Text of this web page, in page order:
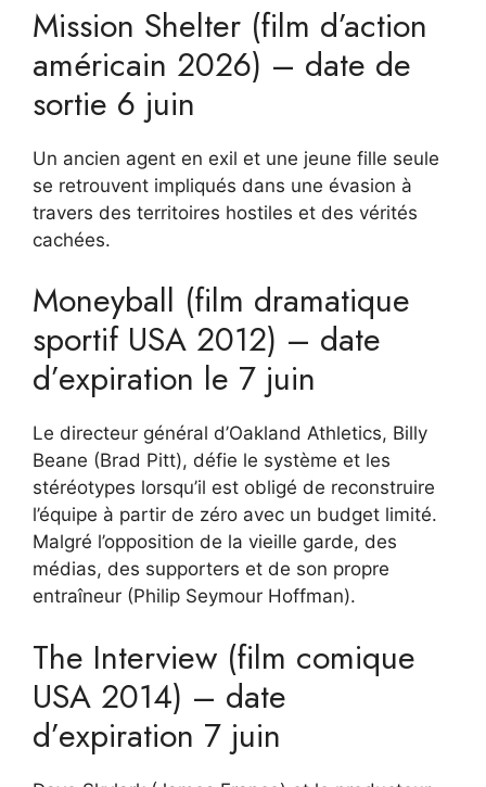
Mission Shelter (film d’action
américain 2026) – date de
sortie 6 juin
Un ancien agent en exil et une jeune fille seule
se retrouvent impliqués dans une évasion à
travers des territoires hostiles et des vérités
cachées.
Moneyball (film dramatique
sportif USA 2012) – date
d’expiration le 7 juin
Le directeur général d’Oakland Athletics, Billy
Beane (Brad Pitt), défie le système et les
stéréotypes lorsqu’il est obligé de reconstruire
l’équipe à partir de zéro avec un budget limité.
Malgré l’opposition de la vieille garde, des
médias, des supporters et de son propre
entraîneur (Philip Seymour Hoffman).
The Interview (film comique
USA 2014) – date
d’expiration 7 juin